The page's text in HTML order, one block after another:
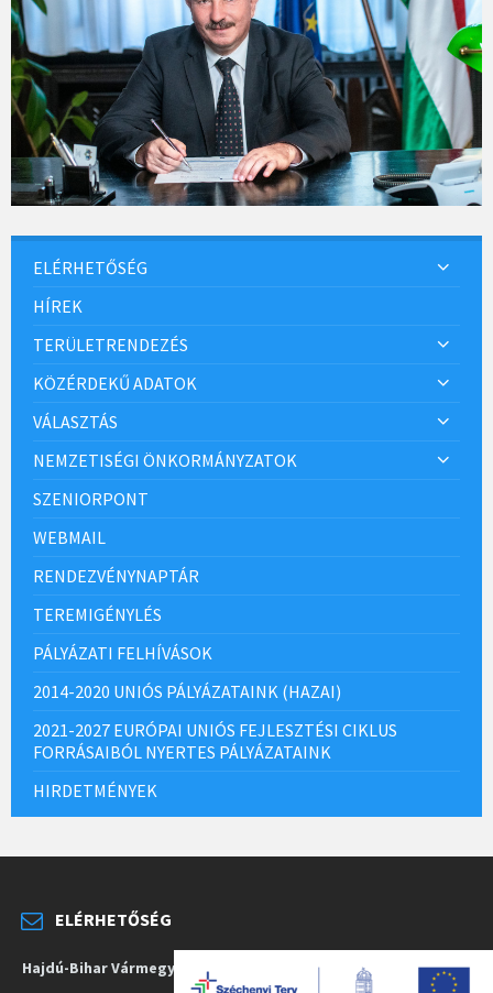
ELÉRHETŐSÉG
HÍREK
TERÜLETRENDEZÉS
KÖZÉRDEKŰ ADATOK
VÁLASZTÁS
NEMZETISÉGI ÖNKORMÁNYZATOK
SZENIORPONT
WEBMAIL
RENDEZVÉNYNAPTÁR
TEREMIGÉNYLÉS
PÁLYÁZATI FELHÍVÁSOK
2014-2020 UNIÓS PÁLYÁZATAINK (HAZAI)
2021-2027 EURÓPAI UNIÓS FEJLESZTÉSI CIKLUS
FORRÁSAIBÓL NYERTES PÁLYÁZATAINK
HIRDETMÉNYEK
ELÉRHETŐSÉG
Hajdú-Bihar Vármegye Önkormányzata